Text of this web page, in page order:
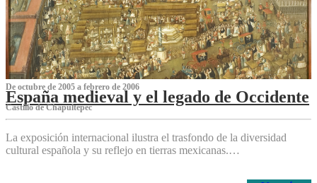
De octubre de 2005 a febrero de 2006
España medieval y el legado de Occidente
Castillo de Chapultepec
La exposición internacional ilustra el trasfondo de la diversidad
cultural española y su reflejo en tierras mexicanas.…